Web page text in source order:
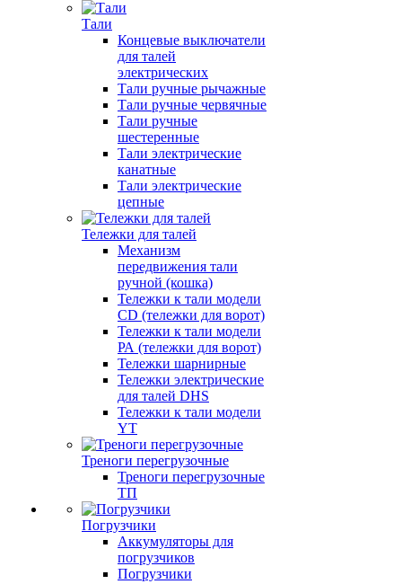
Тали
Концевые выключатели
для талей
электрических
Тали ручные рычажные
Тали ручные червячные
Тали ручные
шестеренные
Тали электрические
канатные
Тали электрические
цепные
Тележки для талей
Механизм
передвижения тали
ручной (кошка)
Тележки к тали модели
CD (тележки для ворот)
Тележки к тали модели
РА (тележки для ворот)
Тележки шарнирные
Тележки электрические
для талей DHS
Тележки к тали модели
YT
Треноги перегрузочные
Треноги перегрузочные
ТП
Погрузчики
Аккумуляторы для
погрузчиков
Погрузчики